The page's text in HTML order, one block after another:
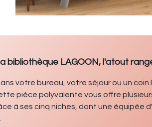
bibliothèque LAGOON, l'atout
votre bureau, votre séjour ou un
pièce polyvalente vous offre
à ses cinq niches, dont une